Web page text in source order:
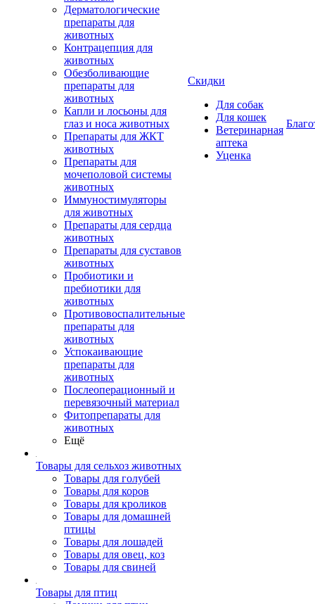
Дерматологические
препараты для
животных
Контрацепция для
животных
Обезболивающие
препараты для
животных
Капли и лосьоны для
глаз и носа животных
Препараты для ЖКТ
животных
Препараты для
мочеполовой системы
животных
Иммуностимуляторы
для животных
Препараты для сердца
животных
Препараты для суставов
животных
Пробиотики и
пребиотики для
животных
Противовоспалительные
препараты для
животных
Успокаивающие
препараты для
животных
Послеоперационный и
перевязочный материал
Фитопрепараты для
животных
Ещё
Товары для сельхоз животных
Товары для голубей
Товары для коров
Товары для кроликов
Товары для домашней
птицы
Товары для лошадей
Товары для овец, коз
Товары для свиней
Товары для птиц
Скидки
Для собак
Для кошек
Ветеринарная
аптека
Уценка